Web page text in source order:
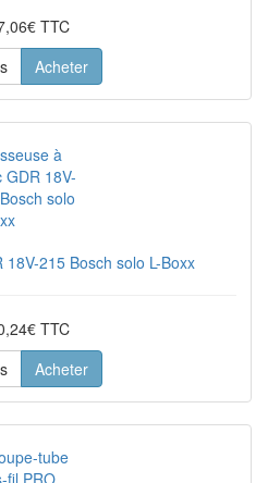
TTC
Acheter
215 Bosch solo L-Boxx
TTC
Acheter